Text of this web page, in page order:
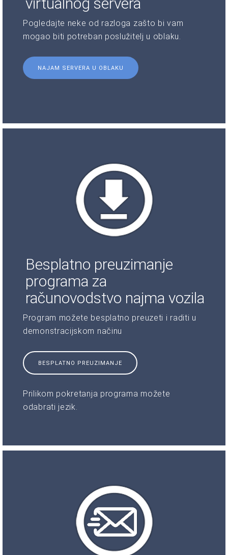
Pogledajte neke od razloga zašto bi vam
mogao biti potreban poslužitelj u oblaku.
NAJAM SERVERA U OBLAKU
Besplatno preuzimanje
programa za
računovodstvo najma vozila
Program možete besplatno preuzeti i raditi u
demonstracijskom načinu
BESPLATNO PREUZIMANJE
Prilikom pokretanja programa možete
odabrati jezik.